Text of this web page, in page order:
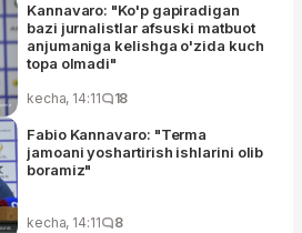
Kannavaro: "Ko'p gapiradigan
bazi jurnalistlar afsuski matbuot
anjumaniga kelishga o'zida kuch
topa olmadi"
kecha, 14:11 18
Fabio Kannavaro: "Terma
jamoani yoshartirish ishlarini olib
boramiz"
kecha, 14:11 8